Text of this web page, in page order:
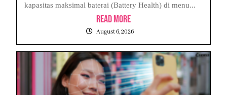
kapasitas maksimal baterai (Battery Health) di menu...
Read More
August 6, 2026